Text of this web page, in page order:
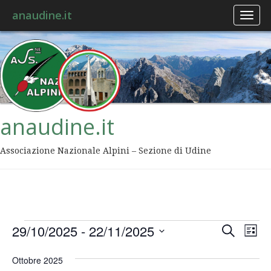
anaudine.it
anaudine.it
Associazione Nazionale Alpini – Sezione di Udine
Cerca
Lista
29/10/2025 - 22/11/2025
la
Ottobre 2025